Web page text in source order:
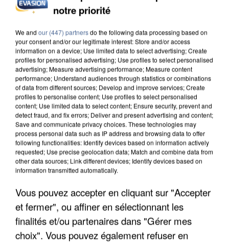
INCENDIES : L’ÎLE-DE-FRANCE LANCE UN ÉLAN
APRÈS TOUTES CES CANICULES, LES REFUGES
DE FAUNE SAUVAGE SONT...
notre priorité
We and our (447) partnersdo the following data processing based on
your consent and/or our legitimate interest: Store and/or access
information on a device; Use limited data to select advertising; Create
profiles for personalised advertising; Use profiles to select personalised
advertising; Measure advertising performance; Measure content
performance; Understand audiences through statistics or combinations
of data from different sources; Develop and improve services; Create
profiles to personalise content; Use profiles to select personalised
content; Use limited data to select content; Ensure security, prevent and
detect fraud, and fix errors; Deliver and present advertising and content;
Save and communicate privacy choices. These technologies may
process personal data such as IP address and browsing data to offer
following functionalities: Identify devices based on information actively
requested; Use precise geolocation data; Match and combine data from
other data sources; Link different devices; Identify devices based on
information transmitted automatically.
Vous pouvez accepter en cliquant sur "Accepter
et fermer", ou affiner en sélectionnant les
finalités et/ou partenaires dans "Gérer mes
choix". Vous pouvez également refuser en